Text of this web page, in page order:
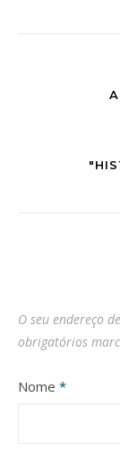
O seu endereço
obrigatórios
Nome *